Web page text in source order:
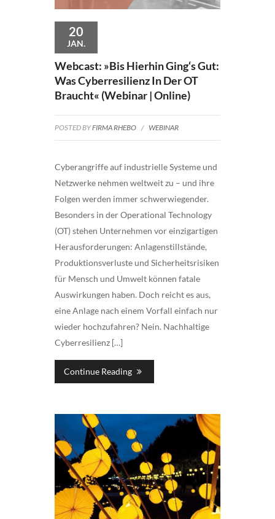
20
JAN.
Webcast: »Bis Hierhin Ging‘s Gut:
Was Cyberresilienz In Der OT
Braucht« (Webinar | Online)
POSTED BYFIRMA RHEBO / WEBINAR
Cyberangriffe auf industrielle Systeme und
Netzwerke nehmen weltweit zu – und ihre
Folgen werden immer schwerwiegender.
Besonders in der Operational Technology
(OT) stehen Unternehmen vor einzigartigen
Herausforderungen: Anlagenstillstände,
Produktionsverluste und Sicherheitsrisiken
für Mensch und Umwelt können fatale
Auswirkungen haben. Doch reicht es aus,
eine Anlage nach einem Vorfall einfach nur
wieder hochzufahren? Nein. Nachhaltige
Cyberresilienz […]
Continue Reading